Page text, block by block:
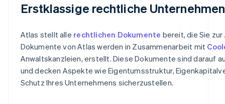
Erstklassige rechtliche
Atlas stellt alle rechtlichen Dokumente bereit, die Sie
Dokumente von Atlas werden in Zusammenarbeit mit
Anwaltskanzleien, erstellt. Diese Dokumente sind darauf
und decken Aspekte wie Eigentumsstruktur,
Schutz Ihres Unternehmens sicherzustellen.